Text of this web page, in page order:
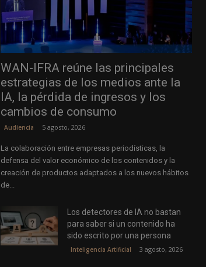
WAN-IFRA reúne las principales
estrategias de los medios ante la
IA, la pérdida de ingresos y los
cambios de consumo
Audiencia 5 agosto, 2026
La colaboración entre empresas periodísticas, la
defensa del valor económico de los contenidos y la
creación de productos adaptados a los nuevos hábitos
de...
Los detectores de IA no bastan
para saber si un contenido ha
sido escrito por una persona
Inteligencia Artificial 3 agosto, 2026